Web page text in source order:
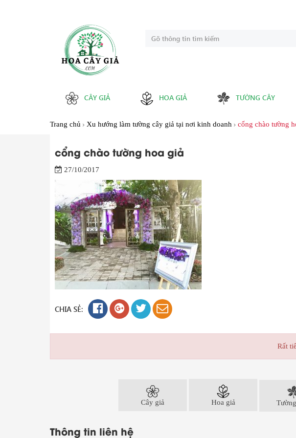
CÂY GIẢ HOA GIẢ TƯỜNG CÂY
Trang chủ Xu hướng làm tường cây giả tại nơi kinh doanh cổng chào tường
cổng chào tường hoa giả
27/10/2017
CHIA SẺ:
Rất
Cây giả Hoa giả
Thông tin liên hệ